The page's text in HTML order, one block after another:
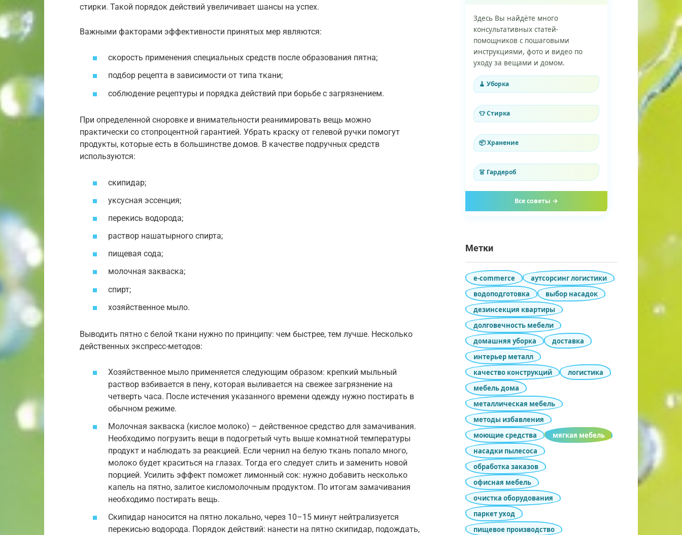
стирки. Такой порядок действий увеличивает шансы на успех.
Важными факторами эффективности принятых мер являются:
скорость применения специальных средств после образования пятна;
подбор рецепта в зависимости от типа ткани;
соблюдение рецептуры и порядка действий при борьбе с загрязнением.
При определенной сноровке и внимательности реанимировать вещь можно
практически со стопроцентной гарантией. Убрать краску от гелевой ручки помогут
продукты, которые есть в большинстве домов. В качестве подручных средств
используются:
скипидар;
уксусная эссенция;
перекись водорода;
раствор нашатырного спирта;
пищевая сода;
молочная закваска;
спирт;
хозяйственное мыло.
Выводить пятно с белой ткани нужно по принципу: чем быстрее, тем лучше. Несколько
действенных экспресс-методов:
Хозяйственное мыло применяется следующим образом: крепкий мыльный
раствор взбивается в пену, которая выливается на свежее загрязнение на
четверть часа. После истечения указанного времени одежду нужно постирать в
обычном режиме.
Молочная закваска (кислое молоко) – действенное средство для замачивания.
Необходимо погрузить вещи в подогретый чуть выше комнатной температуры
продукт и наблюдать за реакцией. Если чернил на белую ткань попало много,
молоко будет краситься на глазах. Тогда его следует слить и заменить новой
порцией. Усилить эффект поможет лимонный сок: нужно добавить несколько
капель на пятно, залитое кисломолочным продуктом. По итогам замачивания
необходимо постирать вещь.
Скипидар наносится на пятно локально, через 10–15 минут нейтрализуется
перекисью водорода. Порядок действий: нанести на пятно скипидар, подождать,
Здесь Вы найдёте много
консультативных статей-
помощников с пошаговыми
инструкциями, фото и видео по
уходу за вещами и домом.
🧹 Уборка
👕 Стирка
📦 Хранение
👗 Гардероб
Все советы →
Метки
e-commerce
аутсорсинг логистики
водоподготовка
выбор насадок
дезинсекция квартиры
долговечность мебели
домашняя уборка
доставка
интерьер металл
качество конструкций
логистика
мебель дома
металлическая мебель
методы избавления
моющие средства
мягкая мебель
насадки пылесоса
обработка заказов
офисная мебель
очистка оборудования
паркет уход
пищевое производство